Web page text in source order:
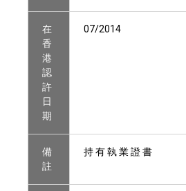
在
香
港
認
許
日
期
07/2014
備
註
持 有 執 業 證 書